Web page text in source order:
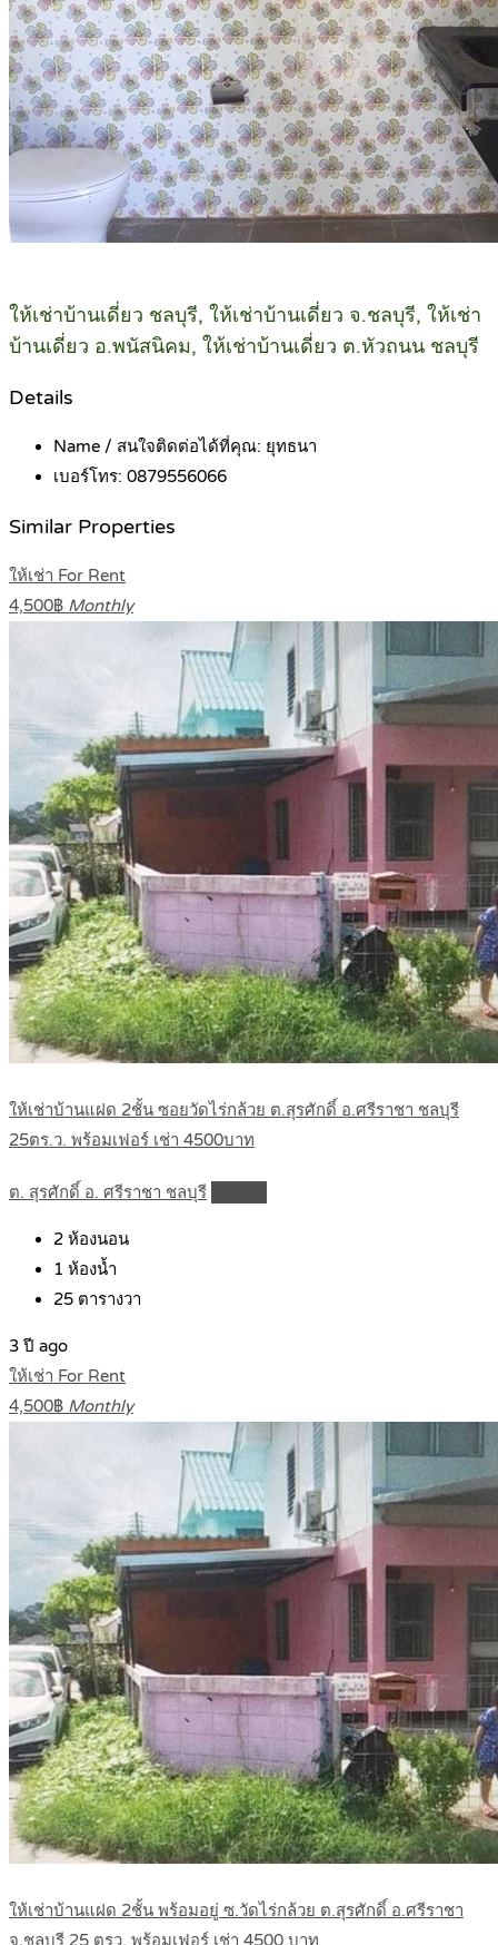
ให้เช่าบ้านเดี่ยว ชลบุรี, ให้เช่าบ้านเดี่ยว จ.ชลบุรี, ให้เช่า
บ้านเดี่ยว อ.พนัสนิคม, ให้เช่าบ้านเดี่ยว ต.หัวถนน ชลบุรี
Details
Name / สนใจติดต่อได้ที่คุณ: ยุทธนา
เบอร์โทร: 0879556066
Similar Properties
ให้เช่า For Rent
4,500฿ Monthly
ให้เช่าบ้านแฝด 2ชั้น ซอยวัดไร่กล้วย ต.สุรศักดิ์ อ.ศรีราชา ชลบุรี
25ตร.ว. พร้อมเฟอร์ เช่า 4500บาท
ต. สุรศักดิ์ อ. ศรีราชา ชลบุรี
2 ห้องนอน
1 ห้องน้ำ
25 ตารางวา
3 ปี ago
ให้เช่า For Rent
4,500฿ Monthly
ให้เช่าบ้านแฝด 2ชั้น พร้อมอยู่ ซ.วัดไร่กล้วย ต.สุรศักดิ์ อ.ศรีราชา
จ.ชลบุรี 25 ตรว. พร้อมเฟอร์ เช่า 4500 บาท